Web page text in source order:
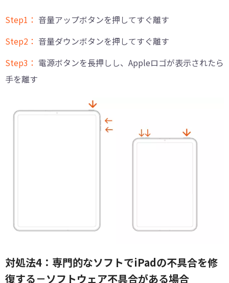
Step1： 音量アップボタンを押してすぐ離す
Step2： 音量ダウンボタンを押してすぐ離す
Step3： 電源ボタンを長押しし、Appleロゴが表示されたら
手を離す
対処法4：専門的なソフトでiPadの不具合を修
復する－ソフトウェア不具合がある場合